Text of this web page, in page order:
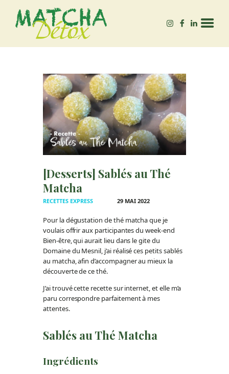
MATCHA-DÉTOX
Autrice – Experte en Matcha bio, & bien-être 🌱
QUEL MATCHA ACHETER
?
BLOG
[Desserts] Sablés au Thé
Matcha
RECETTES EXPRESS 29 MAI 2022
Pour la dégustation de thé matcha que je
voulais offrir aux participantes du week-end
Bien-être, qui aurait lieu dans le gite du
Domaine du Mesnil, j’ai réalisé ces petits sablés
au matcha, afin d’accompagner au mieux la
découverte de ce thé.
J’ai trouvé cette recette sur internet, et elle m’a
paru correspondre parfaitement à mes
attentes.
Sablés au Thé Matcha
Ingrédients